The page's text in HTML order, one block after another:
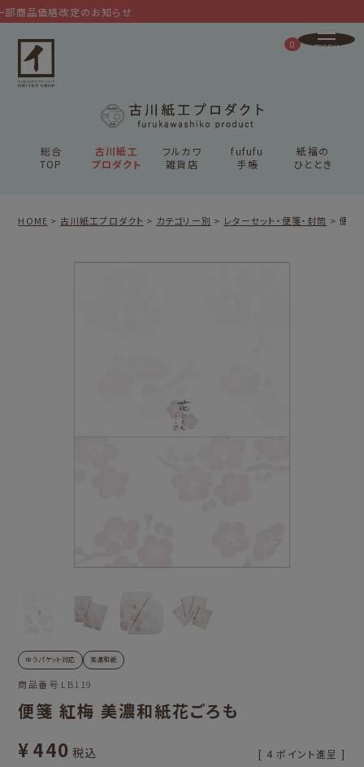
品価格改定のお知らせ
総合
TOP
古川紙工
プロダクト
フルカワ
雑貨店
fufufu
手帳
紙福の
ひととき
0
HOME 古川紙工プロダクト カテゴリー別 レターセット・便箋・封筒 便箋
ゆうパケット対応 美濃和紙
商品番号 LB119
便箋 紅梅 美濃和紙花ごろも
¥440 税込 [ 4 ポイント進呈 ]